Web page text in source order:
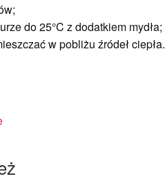
do 25°C z dodatkiem mydła;
w pobliżu źródeł ciepła.